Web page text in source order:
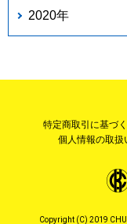
2020年
特定商取引に基づ
個人情報の取扱
Copyright (C) 2019